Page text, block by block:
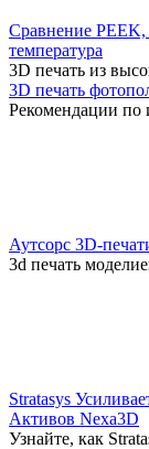
Сравнение
температура
3D печать из
3D печать
Рекомендации по
Аутсорс 3D-
3d печать
Stratasys
Активов Nexa3D
Узнайте, как